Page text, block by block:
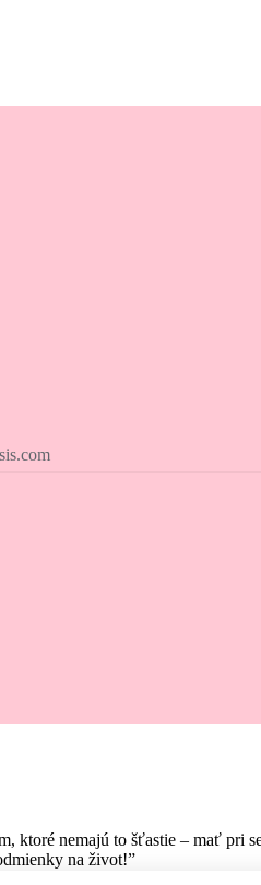
ktoré nemajú to šťastie – mať pri
na život!”